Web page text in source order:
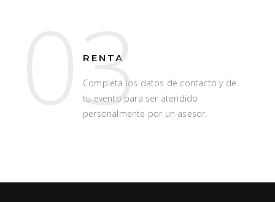
03
RENTA
Completa los datos de contacto y de
tu evento para ser atendido
personalmente por un asesor.